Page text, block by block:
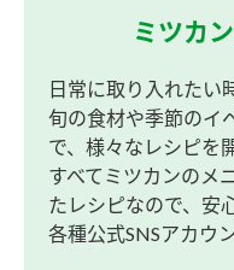
ミツカ
日常に取り入れたい
旬の食材や季節のイ
で、様々なレシピを
すべてミツカンのメ
たレシピなので、安
各種公式SNSアカウ